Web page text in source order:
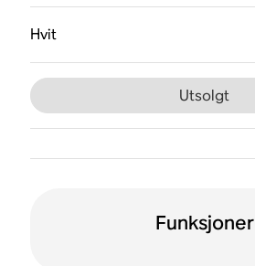
Hvit
Utsolgt
Funksjoner